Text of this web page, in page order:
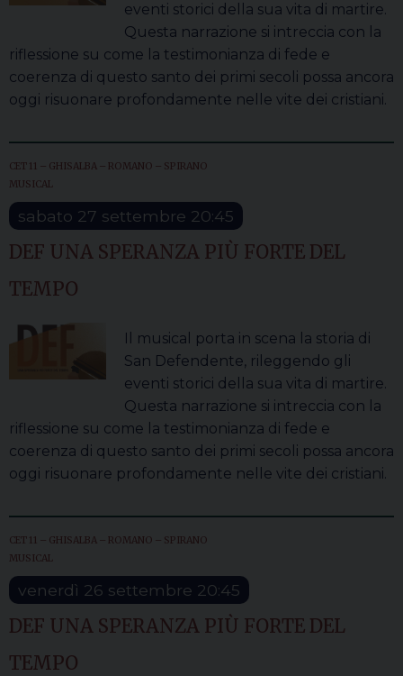
eventi storici della sua vita di martire.
Questa narrazione si intreccia con la
riflessione su come la testimonianza di fede e
coerenza di questo santo dei primi secoli possa ancora
oggi risuonare profondamente nelle vite dei cristiani.
CET 11 – GHISALBA – ROMANO – SPIRANO
MUSICAL
sabato 27 settembre 20:45
DEF UNA SPERANZA PIÙ FORTE DEL
TEMPO
Il musical porta in scena la storia di
San Defendente, rileggendo gli
eventi storici della sua vita di martire.
Questa narrazione si intreccia con la
riflessione su come la testimonianza di fede e
coerenza di questo santo dei primi secoli possa ancora
oggi risuonare profondamente nelle vite dei cristiani.
CET 11 – GHISALBA – ROMANO – SPIRANO
MUSICAL
venerdì 26 settembre 20:45
DEF UNA SPERANZA PIÙ FORTE DEL
TEMPO